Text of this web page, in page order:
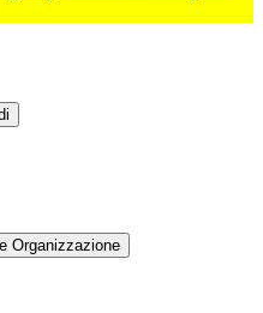
Organizzazione